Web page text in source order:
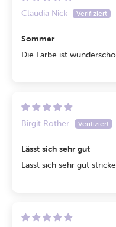
Claudia Nick
Sommer
Die Farbe ist
Birgit Rother
Lässt sich sehr gut
Lässt sich sehr gut